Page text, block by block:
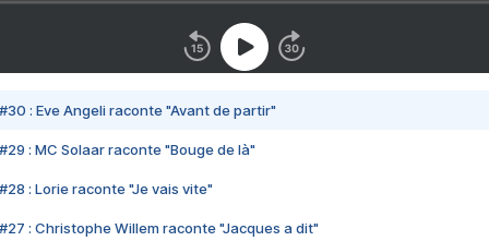
#30 : Eve Angeli raconte "Avant de partir"
#29 : MC Solaar raconte "Bouge de là"
#28 : Lorie raconte "Je vais vite"
#27 : Christophe Willem raconte "Jacques a dit"